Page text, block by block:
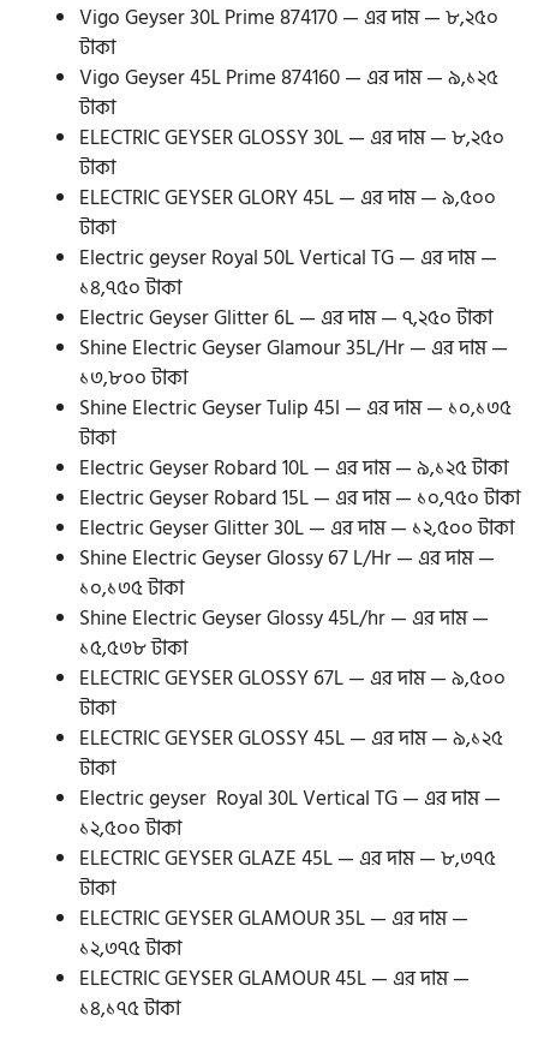
Vigo Geyser 30L Prime 874170 — এর দাম — ৮,২৫০
টাকা
Vigo Geyser 45L Prime 874160 — এর দাম — ৯,১২৫
টাকা
ELECTRIC GEYSER GLOSSY 30L — এর দাম — ৮,২৫০
টাকা
ELECTRIC GEYSER GLORY 45L — এর দাম — ৯,৫০০
টাকা
Electric geyser Royal 50L Vertical TG — এর দাম —
১৪,৭৫০ টাকা
Electric Geyser Glitter 6L — এর দাম — ৭,২৫০ টাকা
Shine Electric Geyser Glamour 35L/Hr — এর দাম —
১৩,৮০০ টাকা
Shine Electric Geyser Tulip 45l — এর দাম — ১০,১৩৫
টাকা
Electric Geyser Robard 10L — এর দাম — ৯,১২৫ টাকা
Electric Geyser Robard 15L — এর দাম — ১০,৭৫০ টাকা
Electric Geyser Glitter 30L — এর দাম — ১২,৫০০ টাকা
Shine Electric Geyser Glossy 67 L/Hr — এর দাম —
১০,১৩৫ টাকা
Shine Electric Geyser Glossy 45L/hr — এর দাম —
১৫,৫৩৮ টাকা
ELECTRIC GEYSER GLOSSY 67L — এর দাম — ৯,৫০০
টাকা
ELECTRIC GEYSER GLOSSY 45L — এর দাম — ৯,১২৫
টাকা
Electric geyser Royal 30L Vertical TG — এর দাম —
১২,৫০০ টাকা
ELECTRIC GEYSER GLAZE 45L — এর দাম — ৮,৩৭৫
টাকা
ELECTRIC GEYSER GLAMOUR 35L — এর দাম —
১২,৩৭৫ টাকা
ELECTRIC GEYSER GLAMOUR 45L — এর দাম —
১৪,১৭৫ টাকা